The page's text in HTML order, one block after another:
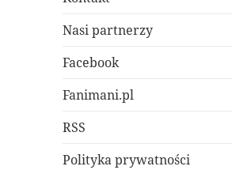
Nasi partnerzy
Facebook
Fanimani.pl
RSS
Polityka prywatności